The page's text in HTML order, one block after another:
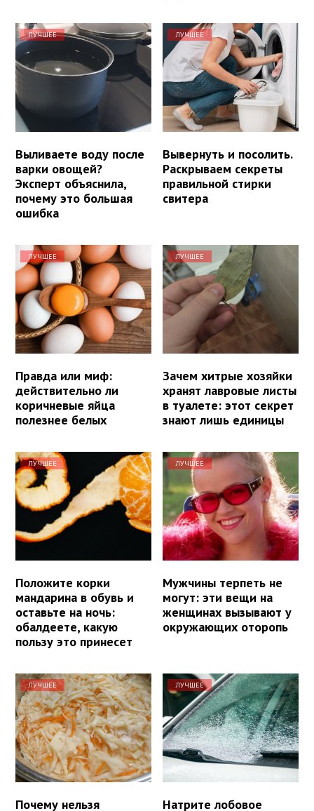
ЛУЧШЕЕ
Выливаете воду после
варки овощей?
Эксперт объяснила,
почему это большая
ошибка
ЛУЧШЕЕ
Вывернуть и посолить.
Раскрываем секреты
правильной стирки
свитера
ЛУЧШЕЕ
Правда или миф:
действительно ли
коричневые яйца
полезнее белых
ЛУЧШЕЕ
Зачем хитрые хозяйки
хранят лавровые листы
в туалете: этот секрет
знают лишь единицы
ЛУЧШЕЕ
Положите корки
мандарина в обувь и
оставьте на ночь:
обалдеете, какую
пользу это принесет
ЛУЧШЕЕ
Мужчины терпеть не
могут: эти вещи на
женщинах вызывают у
окружающих оторопь
ЛУЧШЕЕ
Почему нельзя
ЛУЧШЕЕ
Натрите лобовое